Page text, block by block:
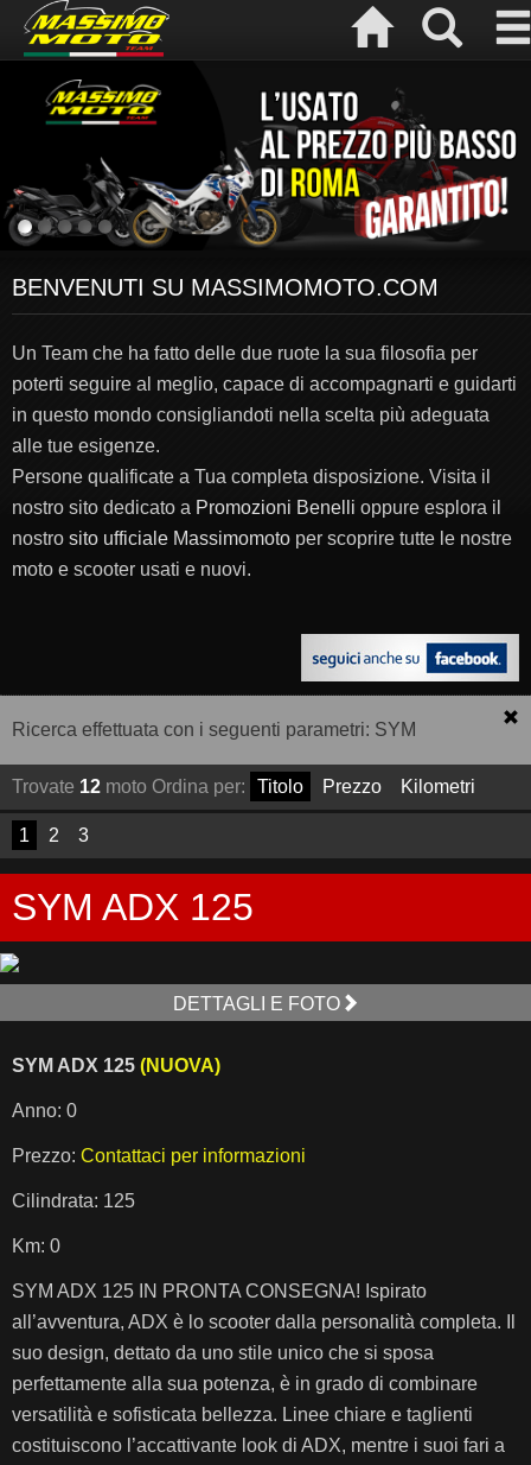
BENVENUTI SU MASSIMOMOTO.COM
Un Team che ha fatto delle due ruote la sua filosofia per
poterti seguire al meglio, capace di accompagnarti e guidarti
in questo mondo consigliandoti nella scelta più adeguata
alle tue esigenze.
Persone qualificate a Tua completa disposizione. Visita il
nostro sito dedicato a Promozioni Benelli oppure esplora il
nostro sito ufficiale Massimomoto per scoprire tutte le nostre
moto e scooter usati e nuovi.
Ricerca effettuata con i seguenti parametri: SYM
Trovate 12 moto Ordina per: Titolo Prezzo Kilometri
1 2 3
SYM ADX 125
DETTAGLI E FOTO
SYM ADX 125 (NUOVA)
Anno: 0
Prezzo: Contattaci per informazioni
Cilindrata: 125
Km: 0
SYM ADX 125 IN PRONTA CONSEGNA! Ispirato
all’avventura, ADX è lo scooter dalla personalità completa. Il
suo design, dettato da uno stile unico che si sposa
perfettamente alla sua potenza, è in grado di combinare
versatilità e sofisticata bellezza. Linee chiare e taglienti
costituiscono l’accattivante look di ADX, mentre i suoi fari a